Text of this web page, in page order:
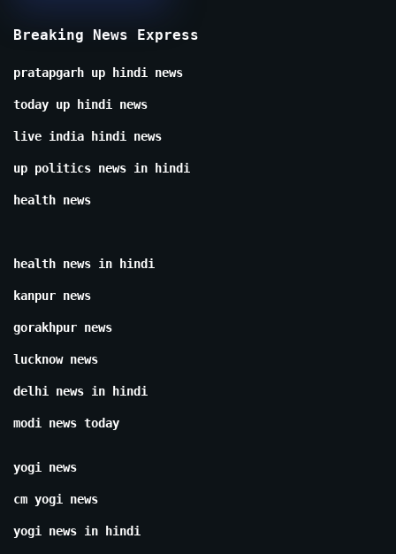
Breaking News Express
pratapgarh up hindi news
today up hindi news
live india hindi news
up politics news in hindi
health news
health news in hindi
kanpur news
gorakhpur news
lucknow news
delhi news in hindi
modi news today
yogi news
cm yogi news
yogi news in hindi